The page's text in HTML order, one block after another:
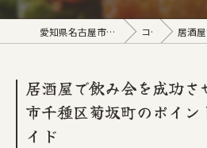
愛知県名古屋市の居酒屋なら馬肉料理 左馬 コラム 居酒屋で飲み
居酒屋で飲み会を成功
市千種区菊坂町のポイ
イド